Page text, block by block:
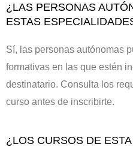
¿LAS PERSONAS
ESTAS
Sí, las personas autónomas
formativas en las que estén
destinatario. Consulta los
curso antes de inscribirte.
¿LOS CURSOS DE